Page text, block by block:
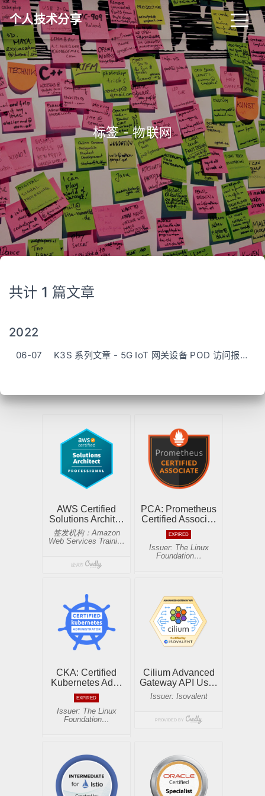
个人技术分享
首页 归档 分类
标签 关于 友链
RSS 搜索 关灯
标签 - 物联网
共计 1 篇文章
2022
06-07 K3S 系列文章 - 5G IoT 网关设备 POD 访问报错 DNS 'i/o timeout' 分析与解决